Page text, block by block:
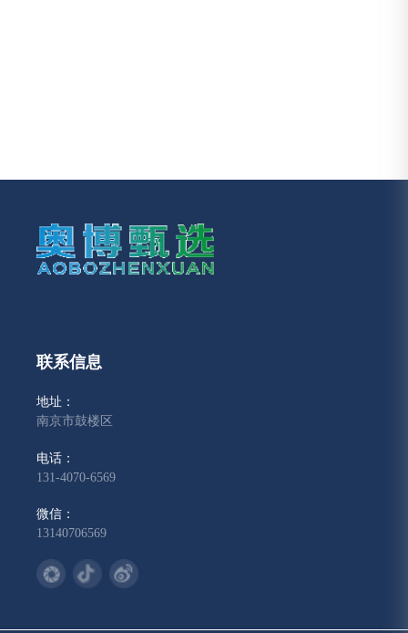
联系信息
地址：
南京市鼓楼区
电话：
131-4070-6569
微信：
13140706569